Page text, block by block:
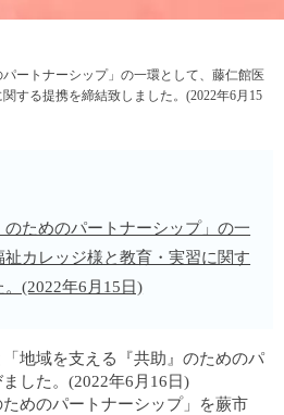
パートナーシップ」の一環として、藤仁館医
する提携を締結致しました。(2022年6月15
のためのパートナーシップ」の一
カレッジ様と教育・実習に関す
(2022年6月15日)
地域を支える『共助』のためのパ
した。(2022年6月16日)
ためのパートナーシップ」を蕨市